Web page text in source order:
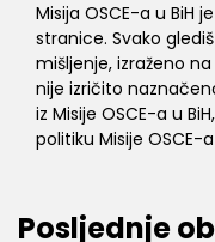
Misija OSCE-a u BiH
stranice. Svako
mišljenje, izraženo
nije izričito
iz Misije OSCE-a u
politiku Misije OSCE-a
Posljednje